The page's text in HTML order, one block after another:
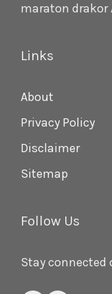
maraton drakor
Links
About
Privacy Policy
Disclaimer
Sitemap
Follow Us
Stay connected